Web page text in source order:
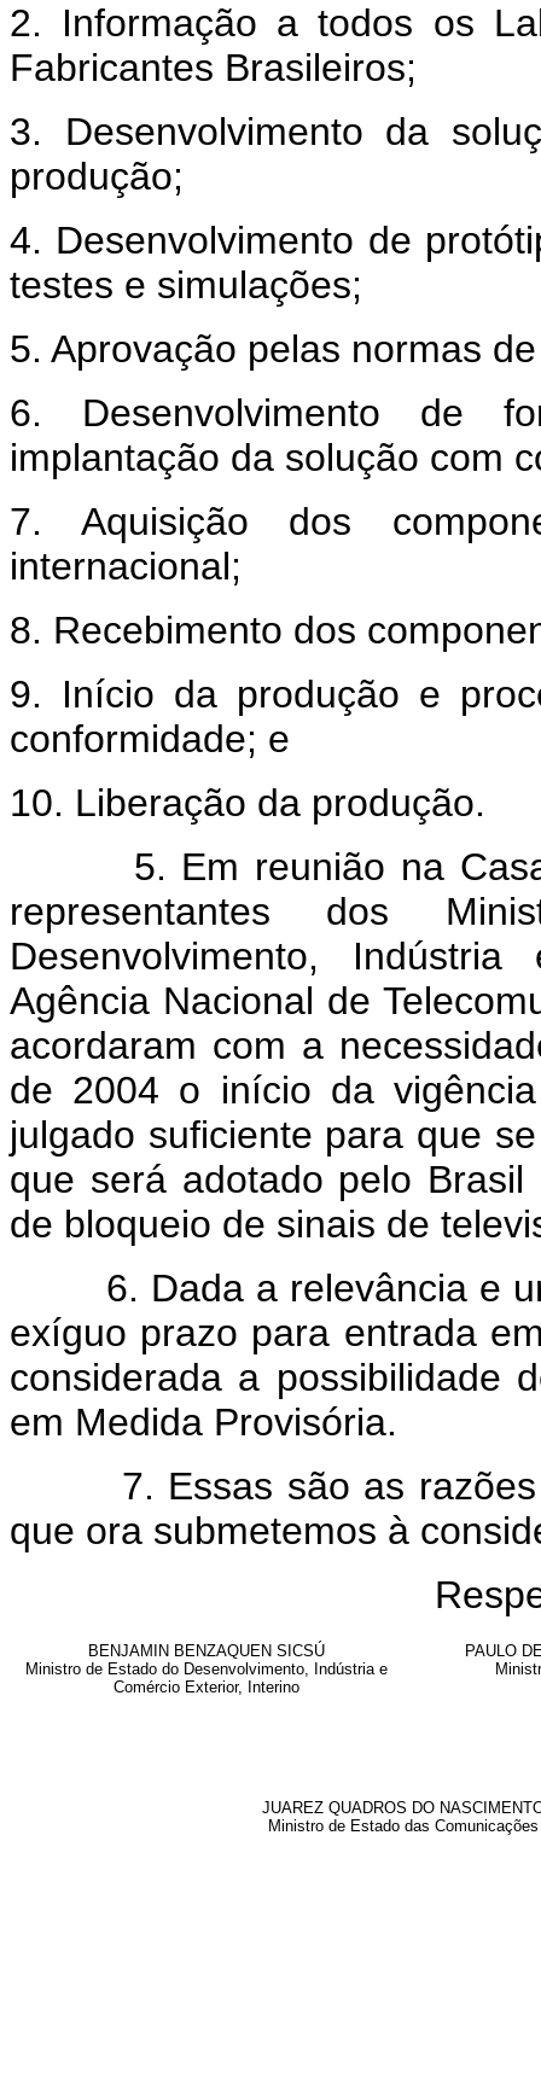
2. Informação a todos os
Fabricantes Brasileiros;
3. Desenvolvimento da
produção;
4. Desenvolvimento de
testes e simulações;
5. Aprovação pelas normas
6. Desenvolvimento de
implantação da solução com
7. Aquisição dos
internacional;
8. Recebimento dos
9. Início da produção e
conformidade; e
10. Liberação da produção.
5. Em reunião na Casa
representantes dos
Desenvolvimento,
Agência Nacional de
acordaram com a
de 2004 o início da
julgado suficiente para que
que será adotado pelo
de bloqueio de sinais de
6. Dada a relevância e
exíguo prazo para entrada
considerada a possibilidade
em Medida Provisória.
7. Essas são as razões
que ora submetemos à
BENJAMIN BENZAQUEN SICSÚ
Ministro de Estado do Desenvolvimento, Indústria e
Comércio Exterior, Interino
PAULO
JUAREZ QUADROS DO
Ministro de Estado das Comunicações